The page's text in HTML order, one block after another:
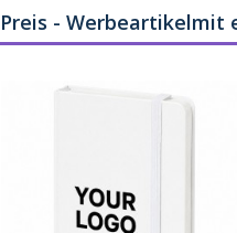
Preis - Werbeartikelmit